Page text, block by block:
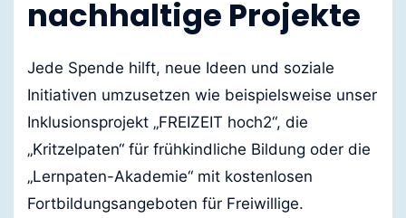
nachhaltige Projekte
Jede Spende hilft, neue Ideen und soziale
Initiativen umzusetzen wie beispielsweise unser
Inklusionsprojekt „FREIZEIT hoch2“, die
„Kritzelpaten“ für frühkindliche Bildung oder die
„Lernpaten-Akademie“ mit kostenlosen
Fortbildungsangeboten für Freiwillige.